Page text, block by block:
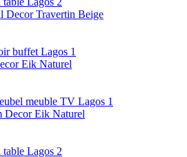
Decor Travertin Beige
Eik Naturel
Decor Eik Naturel